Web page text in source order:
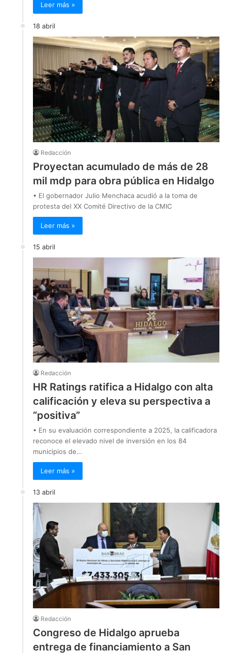
Leer más »
18 abril
Redacción
Proyectan acumulado de más de 28
mil mdp para obra pública en Hidalgo
• El gobernador Julio Menchaca acudió a la toma de
protesta del XX Comité Directivo de la CMIC
Leer más »
15 abril
Redacción
HR Ratings ratifica a Hidalgo con alta
calificación y eleva su perspectiva a
“positiva”
• En su evaluación correspondiente a 2025, la calificadora
reconoce el elevado nivel de inversión en los 84
municipios de…
Leer más »
13 abril
Redacción
Congreso de Hidalgo aprueba
entrega de financiamiento a San